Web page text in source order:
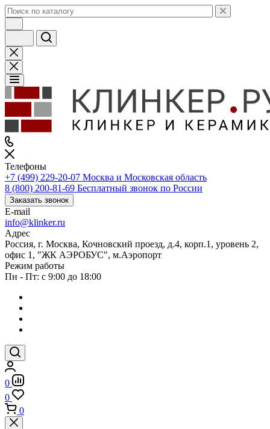
Телефоны
+7 (499) 229-20-07 Москва и Московская область
8 (800) 200-81-69 Бесплатный звонок по России
Заказать звонок
E-mail
info@klinker.ru
Адрес
Россия, г. Москва, Кочновский проезд, д.4, корп.1, уровень 2,
офис 1, "ЖК АЭРОБУС", м.Аэропорт
Режим работы
Пн - Пт: с 9:00 до 18:00
0
0
0